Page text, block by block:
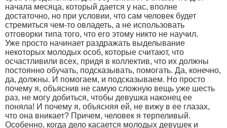
начала месяца, который дается у нас, вполне
достаточно, но при условии, что сам человек будет
стремиться чем-то овладеть, а не использовать
отговорки типа того, что его этому никто не научил.
Уже просто начинает раздражать выделывание
некоторых молодых особ, которые считают, что
осчастливили всех, придя в коллектив, что их должны
постоянно обучать, подсказывать, помогать. Да, конечно,
да, должны. И помогаем, и подсказываем. Но просто
почему я, объяснив не самую сложную вещь уже шесть
раз, не могу добиться, чтобы девушка наконец ее
поняла! И почему я, объясняя ей, не вижу в ее глазах,
что она вникает? Причем, человек я терпеливый.
Особенно, когда дело касается молодых девушек и